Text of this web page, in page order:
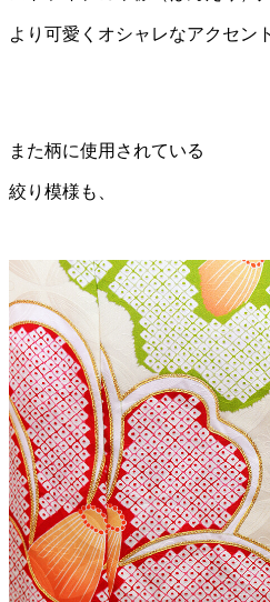
より可愛くオシャレなアクセン
また柄に使用されている
絞り模様も、